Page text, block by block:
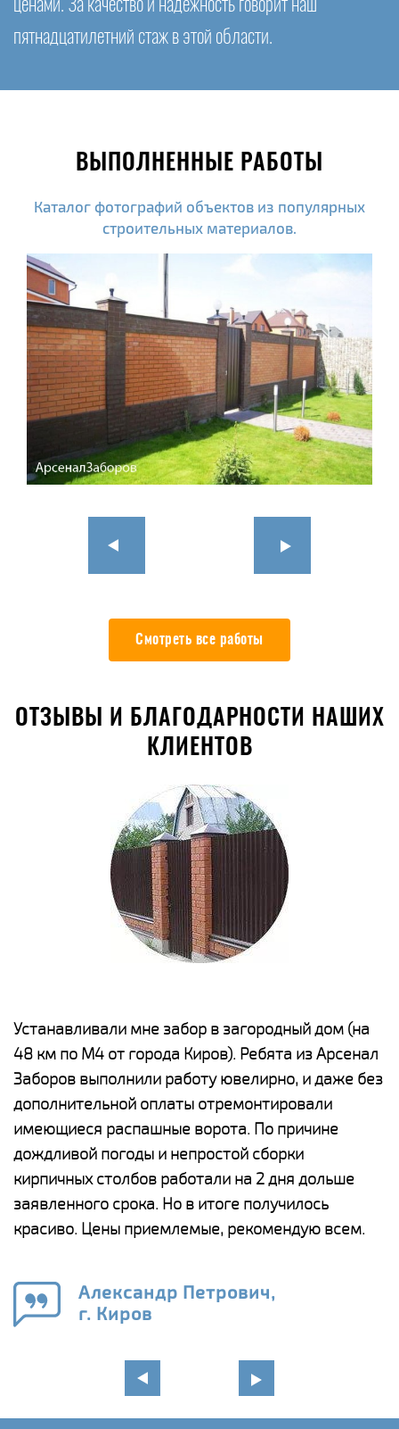
ценами. За качество и надежность говорит наш
пятнадцатилетний стаж в этой области.
ВЫПОЛНЕННЫЕ РАБОТЫ
Каталог фотографий объектов из популярных
строительных материалов.
Смотреть все работы
ОТЗЫВЫ И БЛАГОДАРНОСТИ НАШИХ
КЛИЕНТОВ
Устанавливали мне забор в загородный дом (на
48 км по М4 от города Киров). Ребята из Арсенал
Заборов выполнили работу ювелирно, и даже без
дополнительной оплаты отремонтировали
имеющиеся распашные ворота. По причине
дождливой погоды и непростой сборки
кирпичных столбов работали на 2 дня дольше
заявленного срока. Но в итоге получилось
красиво. Цены приемлемые, рекомендую всем.
Александр Петрович,
г. Киров